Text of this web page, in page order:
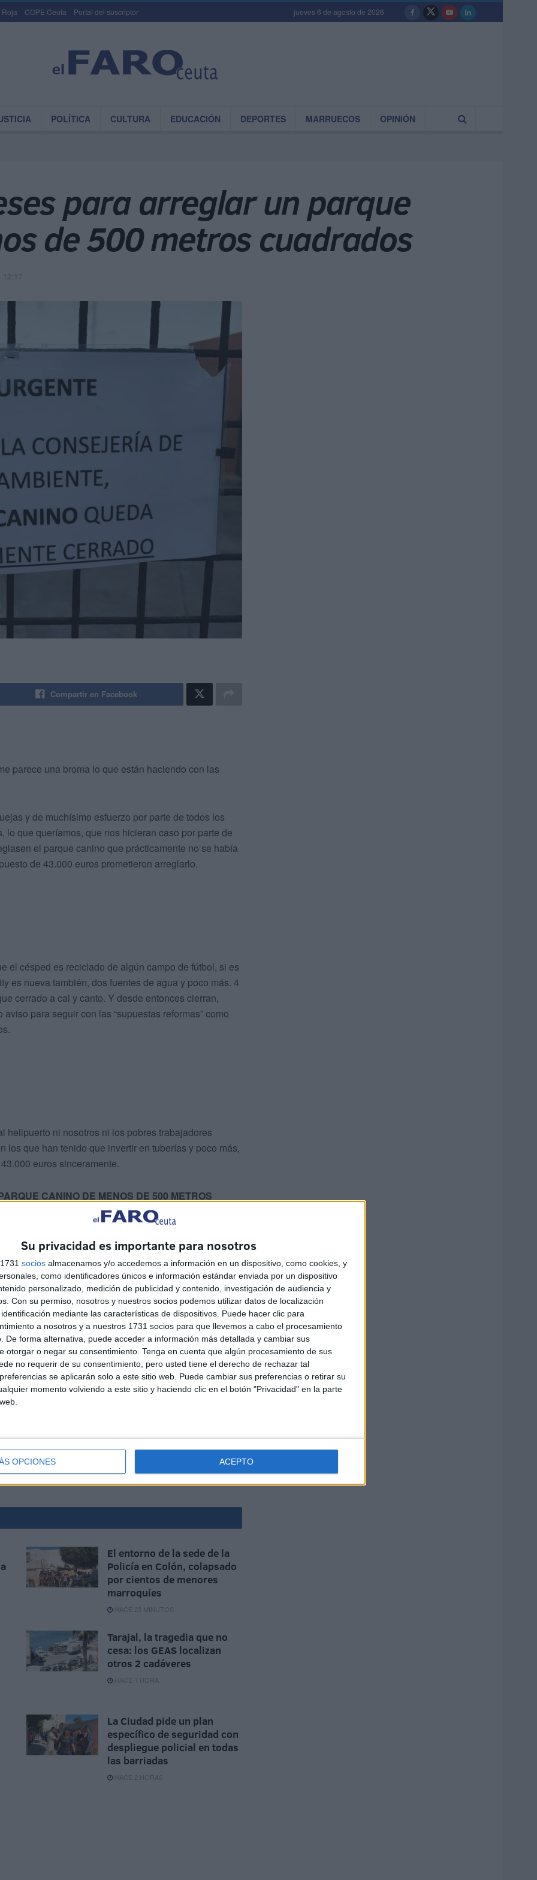
Su privacidad es importante para nosotros
socios almacenamos y/o accedemos a información en un dispositivo, como cookies, y
como identificadores únicos e información estándar enviada por un dispositivo
personalizado, medición de publicidad y contenido, investigación de audiencia y
Con su permiso, nosotros y nuestros socios podemos utilizar datos de localización
mediante las características de dispositivos. Puede hacer clic para
a nosotros y a nuestros 1731 socios para que llevemos a cabo el procesamiento
De forma alternativa, puede acceder a información más detallada y cambiar sus
otorgar o negar su consentimiento. Tenga en cuenta que algún procesamiento de sus
no requerir de su consentimiento, pero usted tiene el derecho de rechazar tal
se aplicarán solo a este sitio web. Puede cambiar sus preferencias o retirar su
momento volviendo a este sitio y haciendo clic en el botón "Privacidad" en la parte
OPCIONES ACEPTO
Roja COPE Ceuta Portal del suscriptor jueves 6 de agosto de 2026
POLÍTICA CULTURA EDUCACIÓN DEPORTES MARRUECOS OPINIÓN
para arreglar un parque
de 500 metros cuadrados
12:17
Compartir en Facebook
parece una broma lo que están haciendo con las
y de muchísimo esfuerzo por parte de todos los
que queríamos, que nos hicieran caso por parte de
el parque canino que prácticamente no se había
de 43.000 euros prometieron arreglarlo.
el césped es reciclado de algún campo de fútbol, si es
es nueva también, dos fuentes de agua y poco más. 4
cerrado a cal y canto. Y desde entonces cierran,
para seguir con las “supuestas reformas” como
helipuerto ni nosotros ni los pobres trabajadores
los que han tenido que invertir en tuberías y poco más,
euros sinceramente.
CANINO DE MENOS DE 500 METROS
por el pito del sereno? También.
antes de feria, porque se nos junta y entonces hay
horario de verano una horita más por la noche mejor
de la tarde, es para ponerle un monumento en la
El entorno de la sede de la
Policía en Colón, colapsado
por cientos de menores
marroquíes
HACE 23 MINUTOS
Tarajal, la tragedia que no
cesa: los GEAS localizan
otros 2 cadáveres
HACE 1 HORA
La Ciudad pide un plan
específico de seguridad con
despliegue policial en todas
las barriadas
HACE 2 HORAS